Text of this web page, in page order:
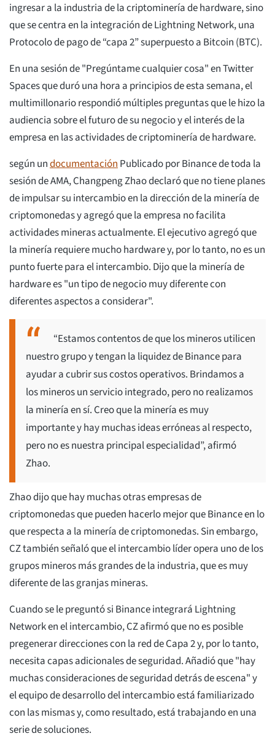
ingresar a la industria de la criptominería de hardware, sino
que se centra en la integración de Lightning Network, una
Protocolo de pago de “capa 2” superpuesto a Bitcoin (BTC).
En una sesión de "Pregúntame cualquier cosa" en Twitter
Spaces que duró una hora a principios de esta semana, el
multimillonario respondió múltiples preguntas que le hizo la
audiencia sobre el futuro de su negocio y el interés de la
empresa en las actividades de criptominería de hardware.
según undocumentaciónPublicado por Binance de toda la
sesión de AMA, Changpeng Zhao declaró que no tiene planes
de impulsar su intercambio en la dirección de la minería de
criptomonedas y agregó que la empresa no facilita
actividades mineras actualmente. El ejecutivo agregó que
la minería requiere mucho hardware y, por lo tanto, no es un
punto fuerte para el intercambio. Dijo que la minería de
hardware es "un tipo de negocio muy diferente con
diferentes aspectos a considerar".
“Estamos contentos de que los mineros utilicen
nuestro grupo y tengan la liquidez de Binance para
ayudar a cubrir sus costos operativos. Brindamos a
los mineros un servicio integrado, pero no realizamos
la minería en sí. Creo que la minería es muy
importante y hay muchas ideas erróneas al respecto,
pero no es nuestra principal especialidad”, afirmó
Zhao.
Zhao dijo que hay muchas otras empresas de
criptomonedas que pueden hacerlo mejor que Binance en lo
que respecta a la minería de criptomonedas. Sin embargo,
CZ también señaló que el intercambio líder opera uno de los
grupos mineros más grandes de la industria, que es muy
diferente de las granjas mineras.
Cuando se le preguntó si Binance integrará Lightning
Network en el intercambio, CZ afirmó que no es posible
pregenerar direcciones con la red de Capa 2 y, por lo tanto,
necesita capas adicionales de seguridad. Añadió que "hay
muchas consideraciones de seguridad detrás de escena" y
el equipo de desarrollo del intercambio está familiarizado
con las mismas y, como resultado, está trabajando en una
serie de soluciones.